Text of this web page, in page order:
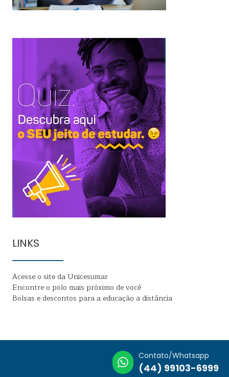
LINKS
Acesse o site da Unicesumar
Encontre o polo mais próximo de você
Bolsas e descontos para a educação a distância
Contato/Whatsapp
(44) 99103-6999